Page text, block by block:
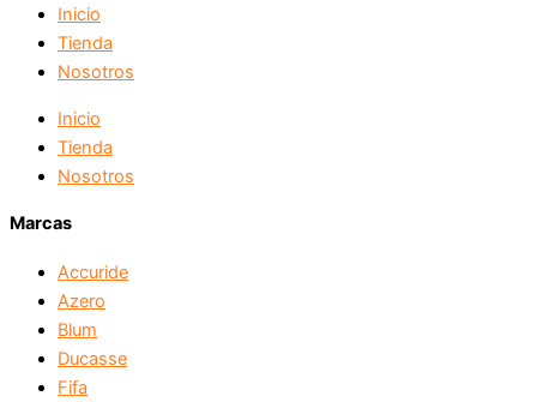
Inicio
Tienda
Nosotros
Inicio
Tienda
Nosotros
Marcas
Accuride
Azero
Blum
Ducasse
Fifa